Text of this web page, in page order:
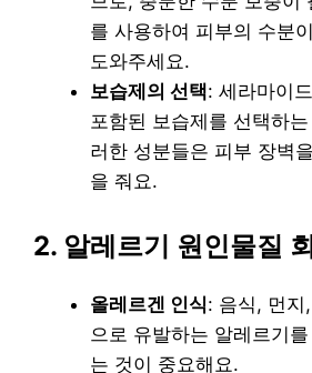
를 사용하여 피부의 수분
도와주세요.
보습제의 선택: 세라마이
포함된 보습제를 선택하
러한 성분들은 피부 장벽
을 줘요.
2. 알레르기 원인물질
올레르겐 인식: 음식, 먼지
으로 유발하는 알레르기
는 것이 중요해요.